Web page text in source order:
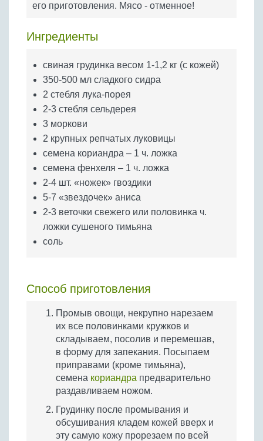
Бобовые
Крупы
его приготовления. Мясо - отменное!
Ингредиенты
свиная грудинка весом 1-1,2 кг (с кожей)
350-500 мл сладкого сидра
2 стебля лука-порея
2-3 стебля сельдерея
3 моркови
2 крупных репчатых луковицы
семена кориандра – 1 ч. ложка
семена фенхеля – 1 ч. ложка
2-4 шт. «ножек» гвоздики
5-7 «звездочек» аниса
2-3 веточки свежего или половинка ч.
ложки сушеного тимьяна
соль
Способ приготовления
Промыв овощи, некрупно нарезаем
их все половинками кружков и
складываем, посолив и перемешав,
в форму для запекания. Посыпаем
приправами (кроме тимьяна),
семена кориандра предварительно
раздавливаем ножом.
Грудинку после промывания и
обсушивания кладем кожей вверх и
эту самую кожу прорезаем по всей